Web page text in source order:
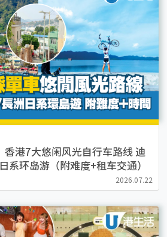
港7大悠闲风光自行车路线 迪
系环岛游（附难度+租车交通）
2026.07.22